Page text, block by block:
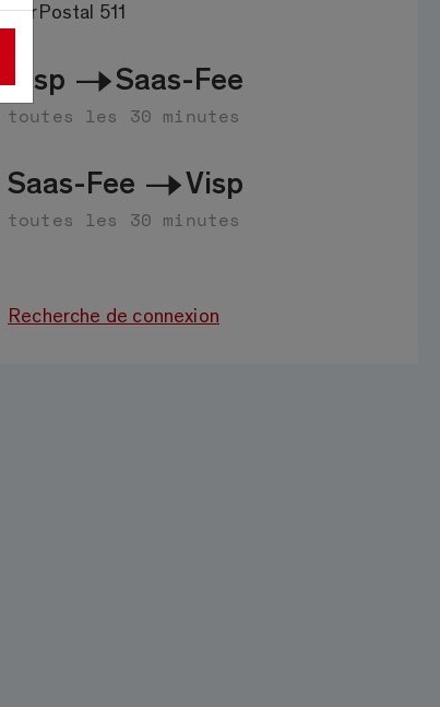
CarPostal 511
Visp Saas-Fee
toutes les 30 minutes
Saas-Fee Visp
toutes les 30 minutes
Recherche de connexion